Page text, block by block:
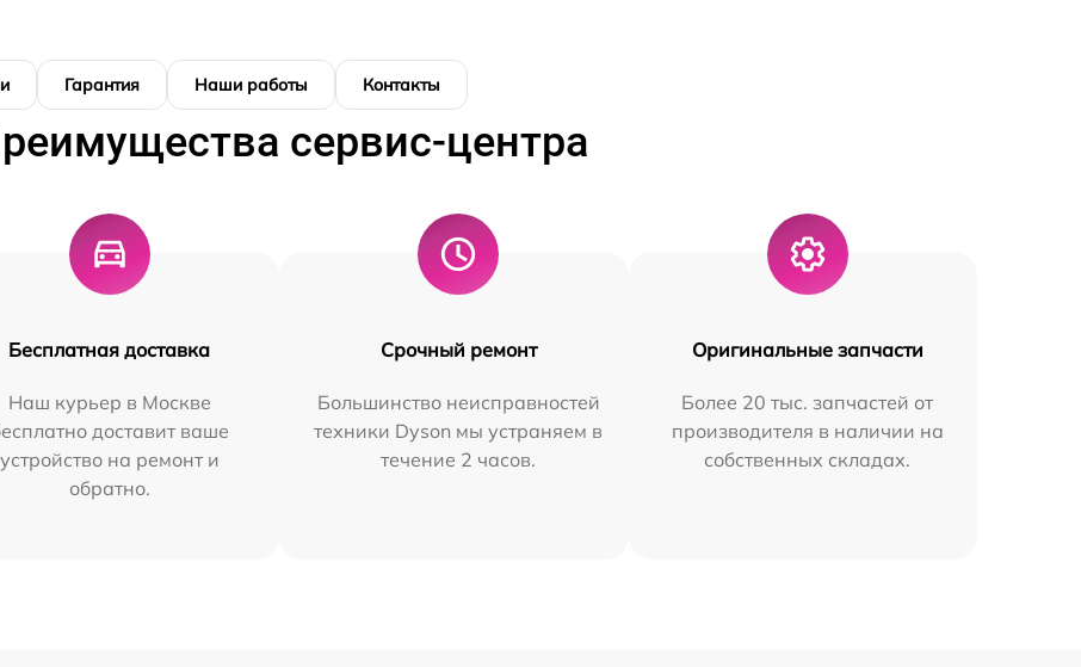
Гарантия Наши работы Контакты
сервис-центра
Бесплатная доставка
Наш курьер в Москве
доставит ваше
устройство на ремонт и
обратно.
Срочный ремонт
Большинство неисправностей
техники Dyson мы устраняем в
течение 2 часов.
Оригинальные запчасти
Более 20 тыс. запчастей от
производителя в наличии на
собственных складах.